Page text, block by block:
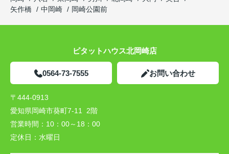
矢作橋
中岡崎 岡崎公園前
ピタットハウス北岡崎店
0564-73-7555 お問い合わせ
〒444-0913
愛知県岡崎市葵町7-11 2階
営業時間： 10：00～18：00
定休日： 水曜日